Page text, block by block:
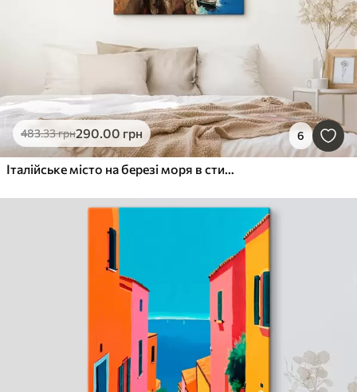
483.33грн290.00 грн 6
Італійське місто на березі моря в стилі олійного живопису